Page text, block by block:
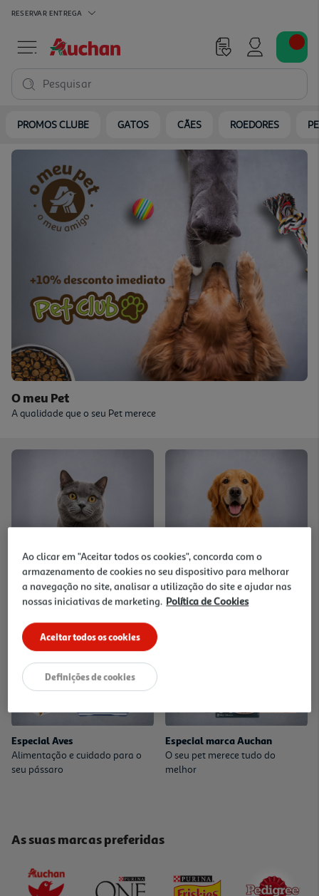
RESERVAR ENTREGA
Pesquisar
PROMOS CLUBE GATOS CÃES ROEDORES
O meu Pet
A qualidade que o seu Pet merece
Ofertas para gatos
Areia, ração, comida húmida e
acessórios
Ofertas para cães
Ração, comida húmida e
acessórios
Especial Aves
Alimentação e cuidado para o
seu pássaro
Especial marca Auchan
O seu pet merece tudo do
melhor
As suas marcas preferidas
Ao clicar em "Aceitar todos os cookies", concorda com o
armazenamento de cookies no seu dispositivo para melhorar
a navegação no site, analisar a utilização do site e ajudar nas
nossas iniciativas de marketing. Política de Cookies
Aceitar todos os cookies
Definições de cookies